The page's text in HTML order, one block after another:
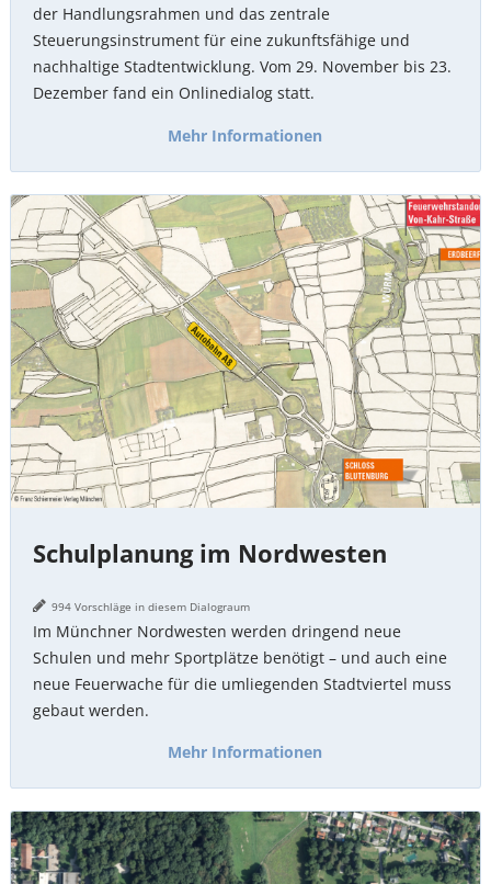
der Handlungsrahmen und das zentrale
Steuerungsinstrument für eine zukunftsfähige und
nachhaltige Stadtentwicklung. Vom 29. November bis 23.
Dezember fand ein Onlinedialog statt.
Mehr Informationen
Schulplanung
im
Nordwesten
Schulplanung im Nordwesten
994 Vorschläge in diesem Dialograum
Im Münchner Nordwesten werden dringend neue
Schulen und mehr Sportplätze benötigt – und auch eine
neue Feuerwache für die umliegenden Stadtviertel muss
gebaut werden.
Mehr Informationen
Grundschule
an
der